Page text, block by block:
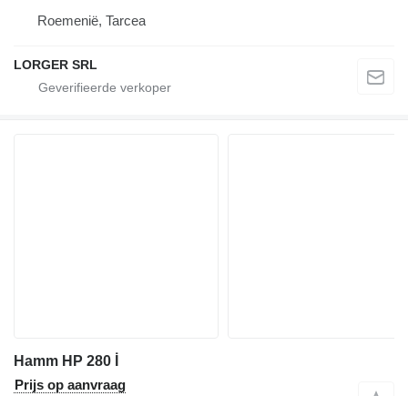
Roemenië, Tarcea
LORGER SRL
Hamm HP 280 İ
Prijs op aanvraag